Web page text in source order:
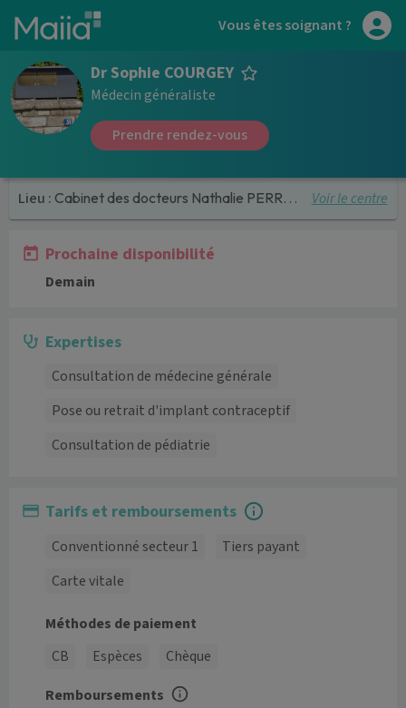
Aller au contenu principal Vous êtes soignant ?
Dr Sophie COURGEY
Médecin généraliste
Prendre rendez-vous
Lieu : Cabinet des docteurs Nathalie PERROS et Sophie COURGEY ET Lucien MANGE-TANTI Voir le centre
Prochaine disponibilité
Demain
Expertises
Consultation de médecine générale
Pose ou retrait d'implant contraceptif
Consultation de pédiatrie
Tarifs et remboursements
Conventionné secteur 1
Tiers payant
Carte vitale
Méthodes de paiement
CB
Espèces
Chèque
Remboursements